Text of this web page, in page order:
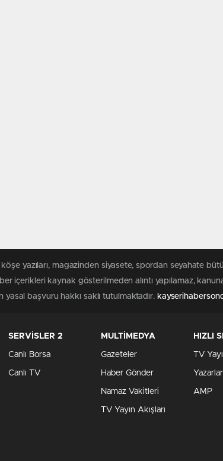
yazıları, magazinden siyasete, spordan seyahate
içerikleri kaynak gösterilmeden alıntı yapılamaz,
yasal başvuru hakkı saklı tutulmaktadır.
SERVİSLER 2
Canlı Borsa
Canlı TV
MULTİMEDYA
Gazeteler
Haber Gönder
Namaz Vakitleri
TV Yayın Akışları
HIZLI
TV
AMP